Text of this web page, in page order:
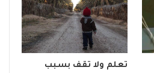
تعلم ولا تقف بسبب